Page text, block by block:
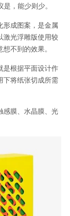
，能少则少。
形成图案，是金属
激光浮雕版使用较
不到的效果。
是根据平面设计作
下将纸张切成所需
感膜、水晶膜、光